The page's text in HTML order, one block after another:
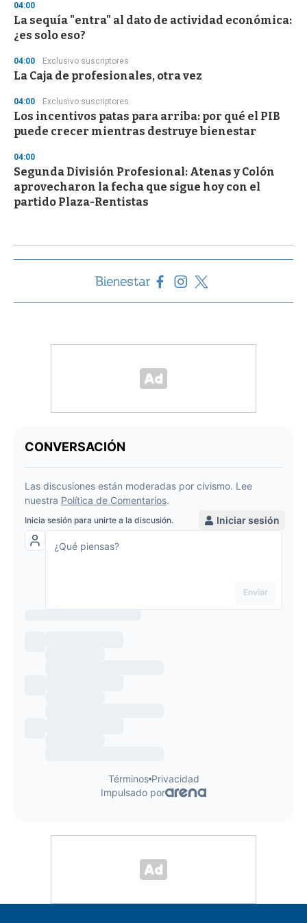
04:00
La sequía "entra" al dato de actividad económica:
¿es solo eso?
04:00 Exclusivo suscriptores
La Caja de profesionales, otra vez
04:00 Exclusivo suscriptores
Los incentivos patas para arriba: por qué el PIB
puede crecer mientras destruye bienestar
04:00
Segunda División Profesional: Atenas y Colón
aprovecharon la fecha que sigue hoy con el
partido Plaza-Rentistas